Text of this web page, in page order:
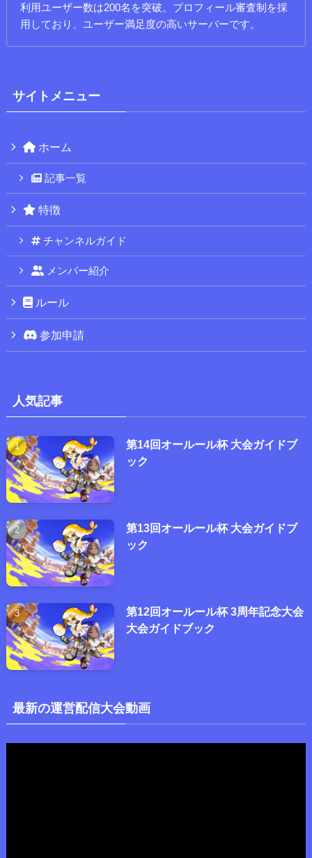
利用ユーザー数は200名を突破。プロフィール審査制を採
用しており、ユーザー満足度の高いサーバーです。
サイトメニュー
ホーム
記事一覧
特徴
チャンネルガイド
メンバー紹介
ルール
参加申請
人気記事
第14回オールール杯 大会ガイドブ
ック
第13回オールール杯 大会ガイドブ
ック
第12回オールール杯 3周年記念大会
大会ガイドブック
最新の運営配信大会動画